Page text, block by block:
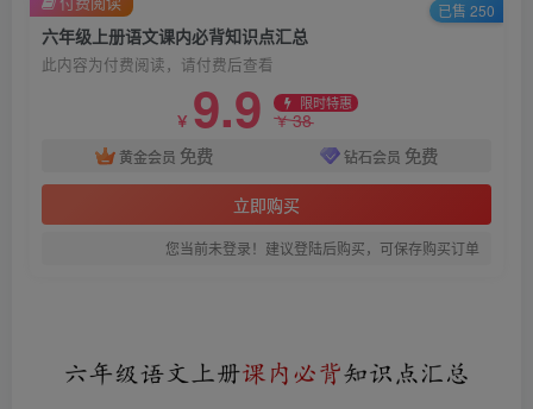
六年级上册语文课内必背知识点汇总
此内容为付费阅读，请付费后查看
￥ 9.9 限时特惠
￥38
黄金会员 免费 钻石会员 免费
立即购买
您当前未登录！建议登陆后购买，可保存购买订单
已售 250